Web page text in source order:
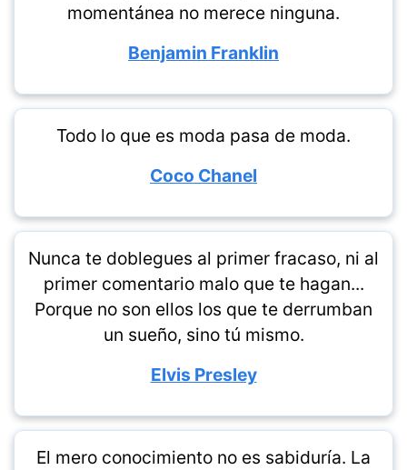
momentánea no merece ninguna.
Benjamin Franklin
Todo lo que es moda pasa de moda.
Coco Chanel
Nunca te doblegues al primer fracaso, ni al
primer comentario malo que te hagan...
Porque no son ellos los que te derrumban
un sueño, sino tú mismo.
Elvis Presley
El mero conocimiento no es sabiduría. La